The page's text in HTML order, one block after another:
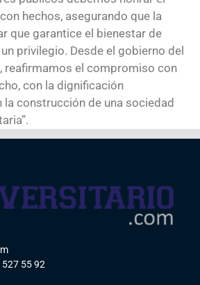
hechos, asegurando que la
que garantice el bienestar de
privilegio. Desde el gobierno del
reafirmamos el compromiso con
con la dignificación
la construcción de una sociedad
55 92